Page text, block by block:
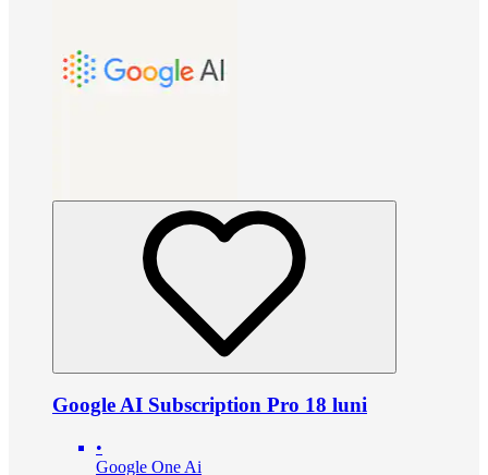
Google AI Subscription Pro 18 luni
•
Google One Ai